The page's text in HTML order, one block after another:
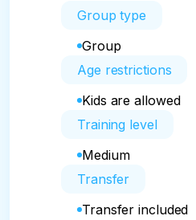
Group type
Group
Age restrictions
Kids are allowed
Training level
Medium
Transfer
Transfer included